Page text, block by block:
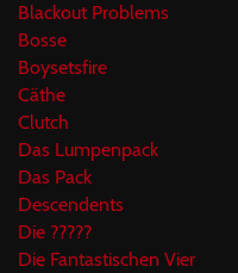
Blackout Problems
Bosse
Boysetsfire
Cäthe
Clutch
Das Lumpenpack
Das Pack
Descendents
Die ?????
Die Fantastischen Vier